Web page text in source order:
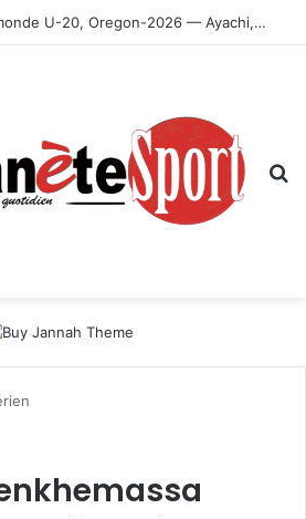
Championnats du monde U-20, Oregon-2026 — Ayachi, Dissa, Touahria et Ghezali en finale